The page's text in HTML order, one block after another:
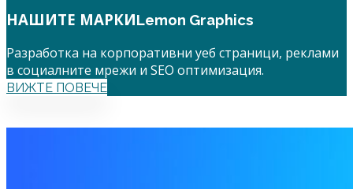
НАШИТЕ МАРКИLemon Graphics
Разработка на корпоративни уеб страници, реклами
в социалните мрежи и SEO оптимизация.
ВИЖТЕ ПОВЕЧЕ